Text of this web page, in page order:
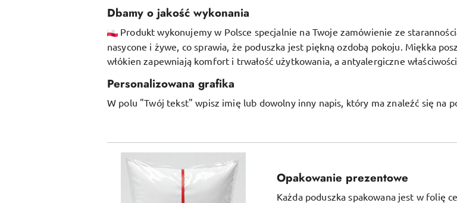
Dbamy o jakość wykonania
Produkt wykonujemy w Polsce specjalnie na Twoje zamówienie ze
nasycone i żywe, co sprawia, że poduszka jest piękną ozdobą pokoju. Miękka
włókien zapewniają komfort i trwałość użytkowania, a antyalergiczne
Personalizowana grafika
W polu "Twój tekst" wpisz imię lub dowolny inny napis, który ma znaleźć się na
Opakowanie prezentowe
Każda poduszka spakowana jest w folię